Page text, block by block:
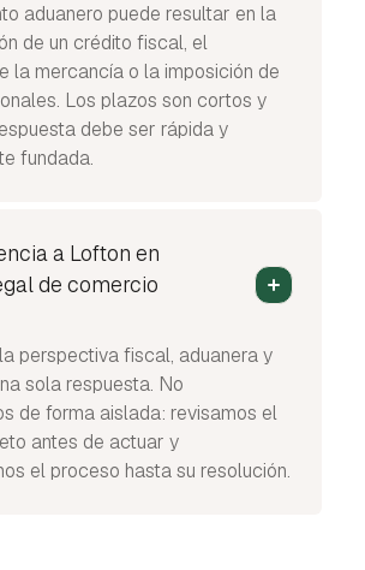
aduanero puede resultar en la
de un crédito fiscal, el
la mercancía o la imposición de
Los plazos son cortos y
debe ser rápida y
fundada.
a Lofton en
de comercio
perspectiva fiscal, aduanera y
sola respuesta. No
de forma aislada: revisamos el
antes de actuar y
el proceso hasta su resolución.